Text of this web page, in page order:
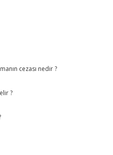
cezası nedir ?
?